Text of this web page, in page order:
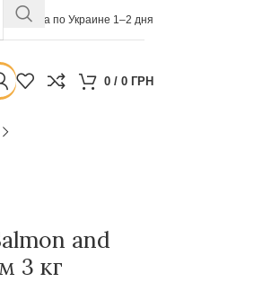
Доставка по Украине 1–2 дня
0 / 0 ГРН
and
3 кг